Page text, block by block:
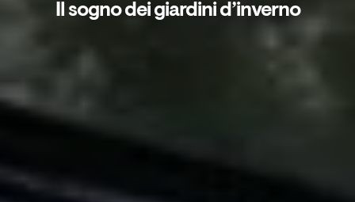
Il sogno dei giardini d’inverno